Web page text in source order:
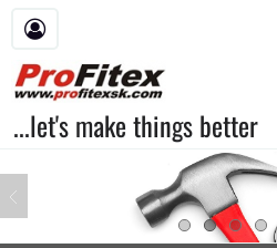
...let's make things better